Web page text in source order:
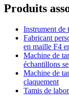
Produits
Instrument de
Fabricant
en maille F4
Machine de
échantillons
Machine de
claquement
Tamis de